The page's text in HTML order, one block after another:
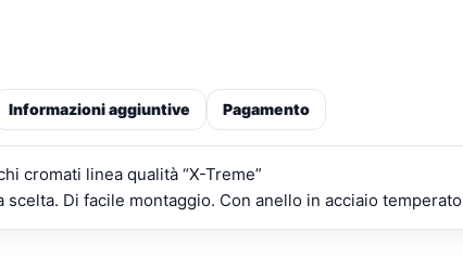
Informazioni aggiuntive Pagamento
cromati linea qualità “X-Treme”
scelta. Di facile montaggio. Con anello in acciaio temperato